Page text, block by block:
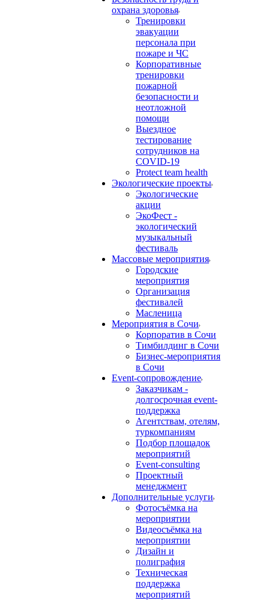
охрана здоровья
Тренировки
эвакуации
персонала при
пожаре и ЧС
Корпоративные
тренировки
пожарной
безопасности и
неотложной
помощи
Выездное
тестирование
сотрудников на
COVID-19
Protect team health
Экологические проекты
Экологические
акции
ЭкоФест -
экологический
музыкальный
фестиваль
Массовые мероприятия
Городские
мероприятия
Организация
фестивалей
Масленица
Мероприятия в Сочи
Корпоратив в Сочи
Тимбилдинг в Сочи
Бизнес-мероприятия
в Сочи
Event-сопровождение
Заказчикам -
долгосрочная event-
поддержка
Агентствам, отелям,
туркомпаниям
Подбор площадок
мероприятий
Event-consulting
Проектный
менеджмент
Дополнительные услуги
Фотосъёмка на
мероприятии
Видеосъёмка на
мероприятии
Дизайн и
полиграфия
Техническая
поддержка
мероприятий